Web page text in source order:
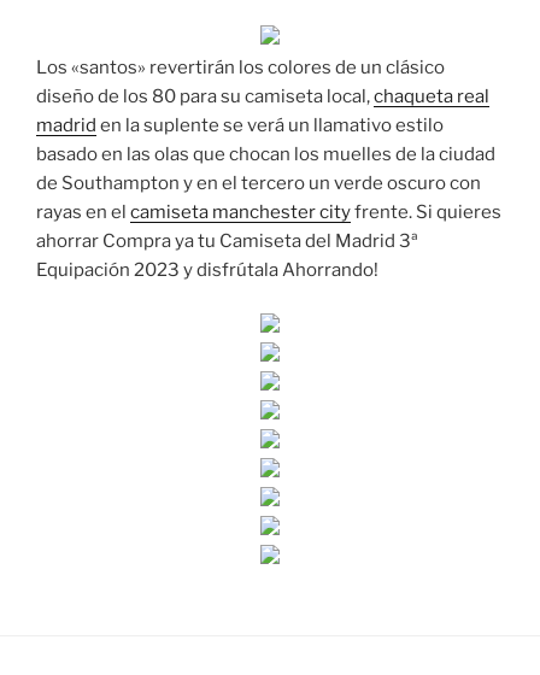
Los «santos» revertirán los colores de un clásico
diseño de los 80 para su camiseta local,chaqueta real
madrid en la suplente se verá un llamativo estilo
basado en las olas que chocan los muelles de la ciudad
de Southampton y en el tercero un verde oscuro con
rayas en el camiseta manchester cityfrente. Si quieres
ahorrar Compra ya tu Camiseta del Madrid 3ª
Equipación 2023 y disfrútala Ahorrando!